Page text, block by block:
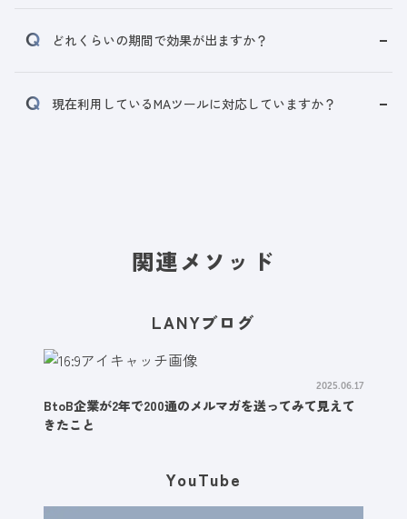
どれくらいの期間で効果が出ますか？
現在利用しているMAツールに対応していますか？
関連メソッド
LANYブログ
2025.06.17
BtoB企業が2年で200通のメルマガを送ってみて見えて
きたこと
YouTube